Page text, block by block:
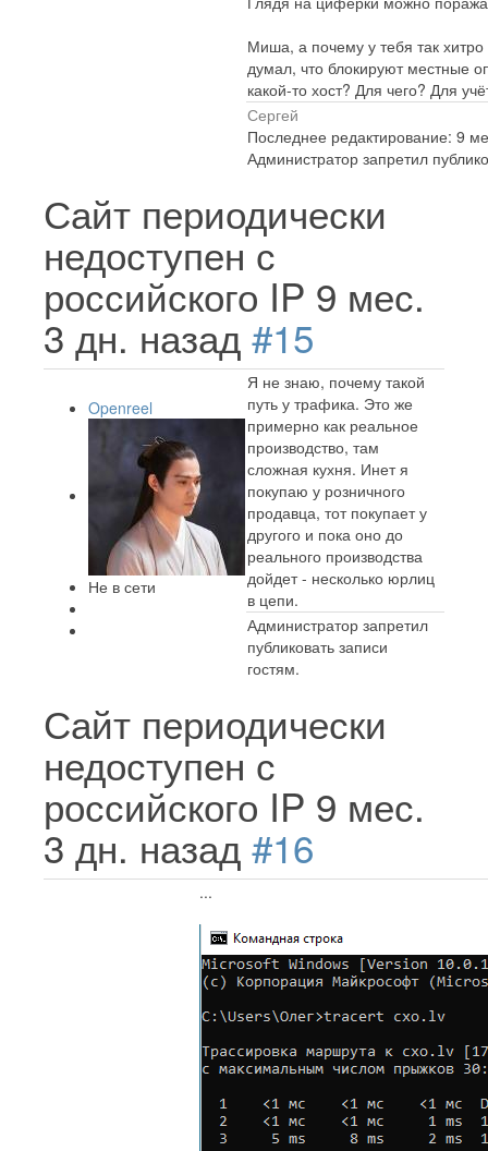
Миша, а почему у тебя так
думал, что блокируют местные
какой-то хост? Для чего? Для
Сергей
Последнее редактирование: 9
Администратор запретил
Сайт периодически
недоступен с
российского IP 9 мес.
3 дн. назад #15
Openreel
Не в сети
Я не знаю, почему такой
путь у трафика. Это же
примерно как реальное
производство, там
сложная кухня. Инет я
покупаю у розничного
продавца, тот покупает у
другого и пока оно до
реального производства
дойдет - несколько юрлиц
в цепи.
Администратор запретил
публиковать записи
гостям.
Сайт периодически
недоступен с
российского IP 9 мес.
3 дн. назад #16
...